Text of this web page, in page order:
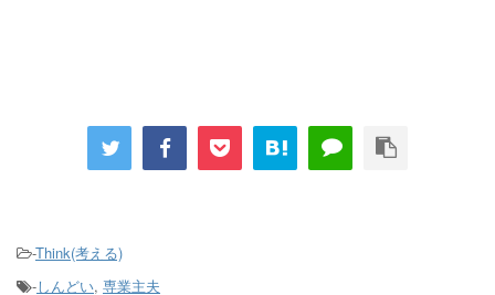
-Think(考える)
-しんどい, 専業主夫